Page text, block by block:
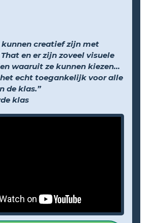
kunnen creatief zijn met
en er zijn zoveel visuele
waaruit ze kunnen kiezen...
echt toegankelijk voor alle
de klas.”
klas